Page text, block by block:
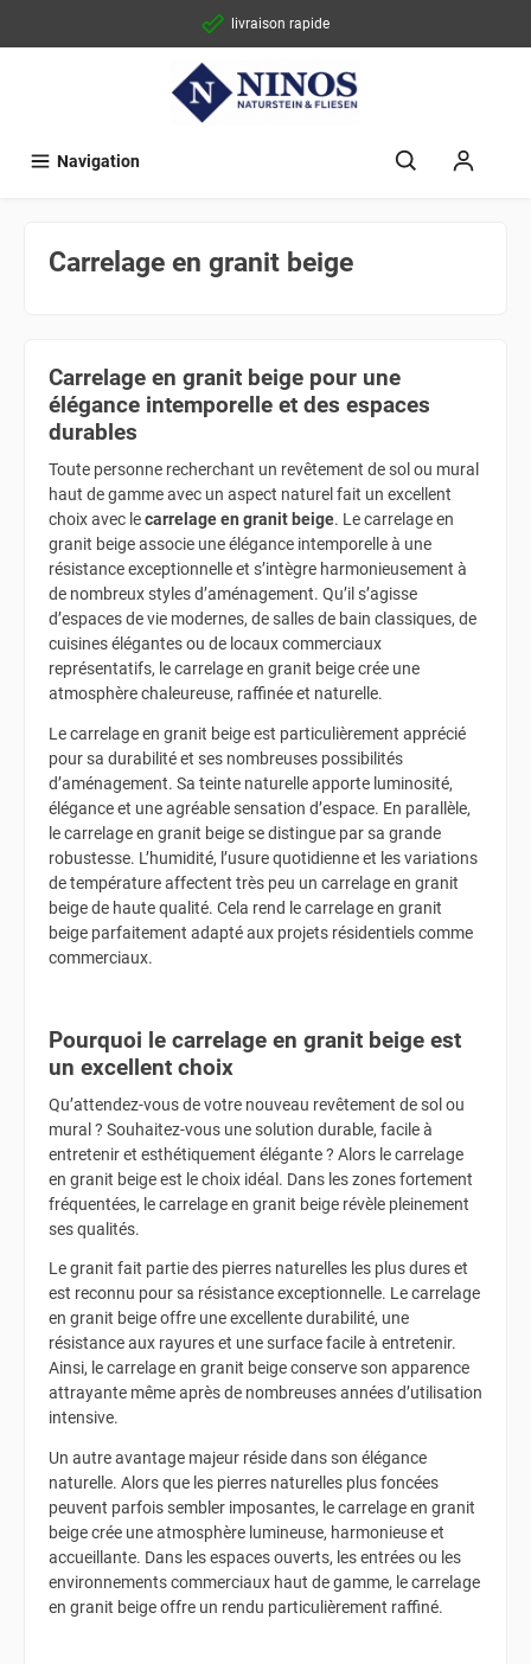
livraison rapide
Navigation
Carrelage en granit beige
Carrelage en granit beige pour une
élégance intemporelle et des espaces
durables
Toute personne recherchant un revêtement de sol ou mural
haut de gamme avec un aspect naturel fait un excellent
choix avec lecarrelage en granit beige. Le carrelage en
granit beige associe une élégance intemporelle à une
résistance exceptionnelle et s’intègre harmonieusement à
de nombreux styles d’aménagement. Qu’il s’agisse
d’espaces de vie modernes, de salles de bain classiques, de
cuisines élégantes ou de locaux commerciaux
représentatifs, le carrelage en granit beige crée une
atmosphère chaleureuse, raffinée et naturelle.
Le carrelage en granit beige est particulièrement apprécié
pour sa durabilité et ses nombreuses possibilités
d’aménagement. Sa teinte naturelle apporte luminosité,
élégance et une agréable sensation d’espace. En parallèle,
le carrelage en granit beige se distingue par sa grande
robustesse. L’humidité, l’usure quotidienne et les variations
de température affectent très peu un carrelage en granit
beige de haute qualité. Cela rend le carrelage en granit
beige parfaitement adapté aux projets résidentiels comme
commerciaux.
Pourquoi le carrelage en granit beige est
un excellent choix
Qu’attendez-vous de votre nouveau revêtement de sol ou
mural ? Souhaitez-vous une solution durable, facile à
entretenir et esthétiquement élégante ? Alors le carrelage
en granit beige est le choix idéal. Dans les zones fortement
fréquentées, le carrelage en granit beige révèle pleinement
ses qualités.
Le granit fait partie des pierres naturelles les plus dures et
est reconnu pour sa résistance exceptionnelle. Le carrelage
en granit beige offre une excellente durabilité, une
résistance aux rayures et une surface facile à entretenir.
Ainsi, le carrelage en granit beige conserve son apparence
attrayante même après de nombreuses années d’utilisation
intensive.
Un autre avantage majeur réside dans son élégance
naturelle. Alors que les pierres naturelles plus foncées
peuvent parfois sembler imposantes, le carrelage en granit
beige crée une atmosphère lumineuse, harmonieuse et
accueillante. Dans les espaces ouverts, les entrées ou les
environnements commerciaux haut de gamme, le carrelage
en granit beige offre un rendu particulièrement raffiné.